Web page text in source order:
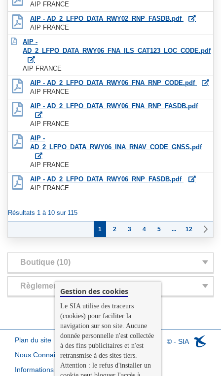
AIP FRANCE
AIP - AD_2_LFPO_DATA_RWY02_RNP_FASDB.pdf
AIP FRANCE
AIP -
AD_2_LFPO_DATA_RWY06_FNA_ILS_CAT123_LOC_CODE.pdf
AIP FRANCE
AIP - AD_2_LFPO_DATA_RWY06_FNA_RNP_CODE.pdf
AIP FRANCE
AIP - AD_2_LFPO_DATA_RWY06_FNA_RNP_FASDB.pdf
AIP FRANCE
AIP -
AD_2_LFPO_DATA_RWY06_INA_RNAV_CODE_GNSS.pdf
AIP FRANCE
AIP - AD_2_LFPO_DATA_RWY06_RNP_FASDB.pdf
AIP FRANCE
Résultats 1 à 10 sur 115
PageVous lisez actuellement la page
1 Page
2 Page
3 Page
4 Page
5 ... Page
12
Boutique (10)
Règlementation (0)
© - SIA
Plan du site
Nous Connaitre
Informations légales
Gestion des cookies
Le SIA utilise des traceurs
(cookies) pour faciliter la
navigation sur son site. Aucune
donnée personnelle n'est collectée
à des fins publicitaires et n'est
retransmise à des sites tiers.
Attention : le refus d'installer un